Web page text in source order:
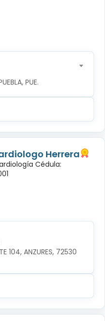
PUE.
Herrera
Cédula:
104, ANZURES, 72530